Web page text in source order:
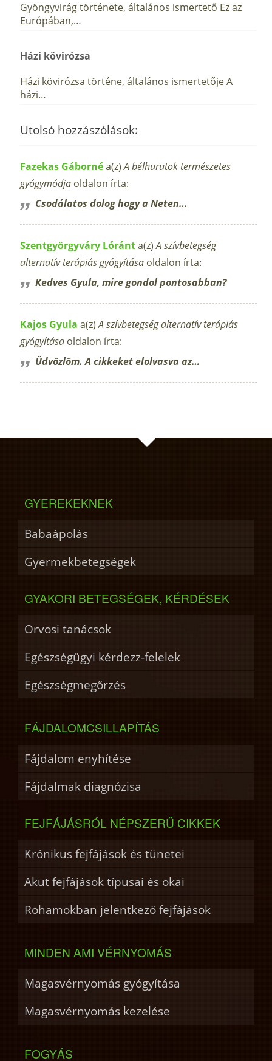
Gyöngyvirág története, általános ismertető Ez az
Európában,…
Házi kövirózsa
Házi kövirózsa történe, általános ismertetője A
házi…
Utolsó hozzászólások:
Fazekas Gábornéa(z)A bélhurutok természetes
gyógymódja oldalon írta:
Csodálatos dolog hogy a Neten…
Szentgyörgyváry Lóránta(z)A szívbetegség
alternatív terápiás gyógyítása oldalon írta:
Kedves Gyula, mire gondol pontosabban?
Kajos Gyula a(z)A szívbetegség alternatív terápiás
gyógyítása oldalon írta:
Üdvözlöm. A cikkeket elolvasva az…
GYEREKEKNEK
Babaápolás
Gyermekbetegségek
GYAKORI BETEGSÉGEK, KÉRDÉSEK
Orvosi tanácsok
Egészségügyi kérdezz-felelek
Egészségmegőrzés
FÁJDALOMCSILLAPÍTÁS
Fájdalom enyhítése
Fájdalmak diagnózisa
FEJFÁJÁSRÓL NÉPSZERŰ CIKKEK
Krónikus fejfájások és tünetei
Akut fejfájások típusai és okai
Rohamokban jelentkező fejfájások
MINDEN AMI VÉRNYOMÁS
Magasvérnyomás gyógyítása
Magasvérnyomás kezelése
FOGYÁS